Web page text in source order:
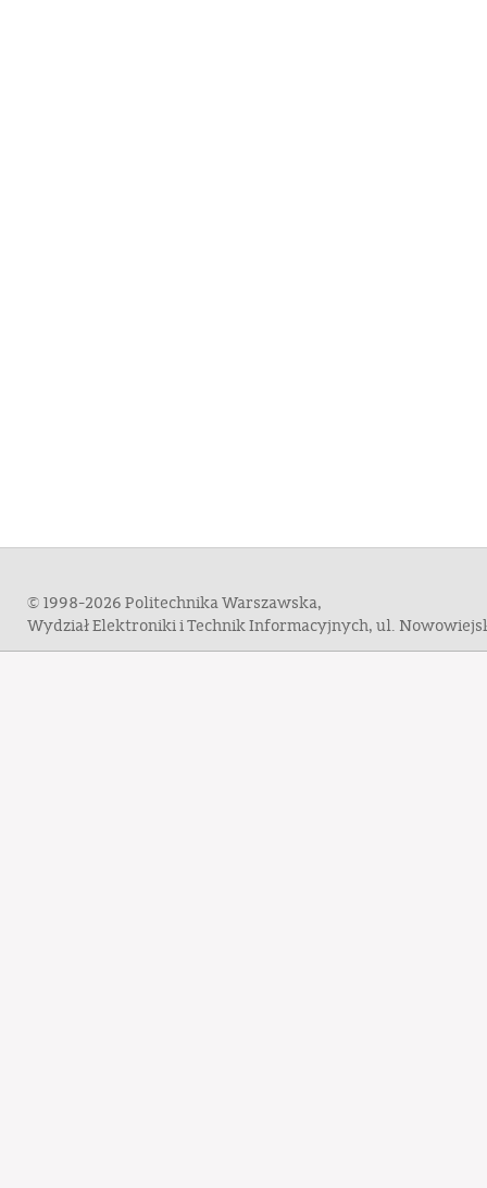
© 1998-2026 Politechnika Warszawska,
Wydział Elektroniki i Technik Informacyjnych, ul.